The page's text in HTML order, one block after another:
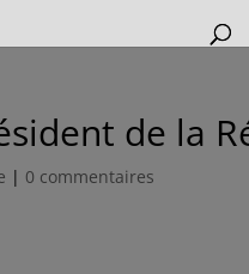
de la
| 0 commentaires